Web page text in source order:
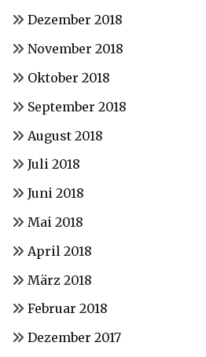
Dezember 2018
November 2018
Oktober 2018
September 2018
August 2018
Juli 2018
Juni 2018
Mai 2018
April 2018
März 2018
Februar 2018
Dezember 2017